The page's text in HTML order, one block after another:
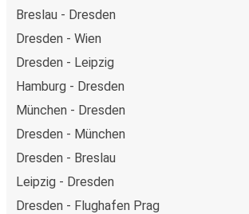
Breslau - Dresden
Dresden - Wien
Dresden - Leipzig
Hamburg - Dresden
München - Dresden
Dresden - München
Dresden - Breslau
Leipzig - Dresden
Dresden - Flughafen Prag